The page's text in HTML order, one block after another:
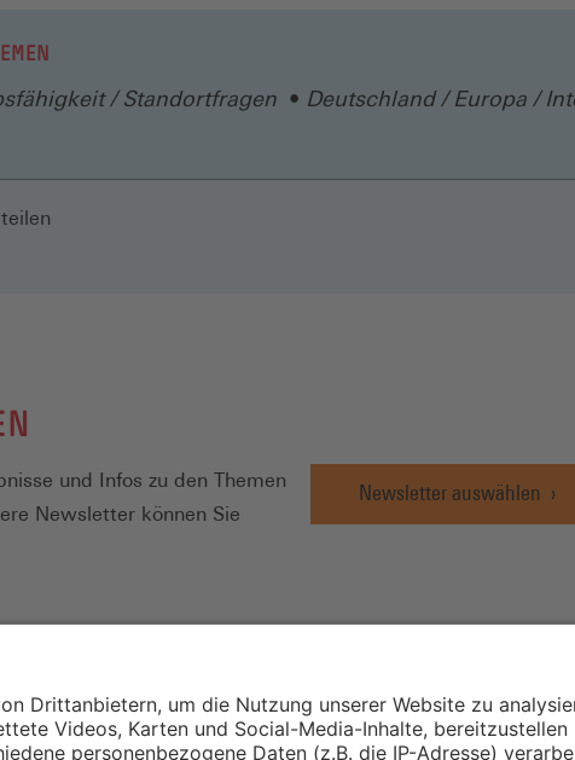
/ Standortfragen
Deutschland / Europa /
teilen
und Infos zu den Themen
Newsletter können Sie
Newsletter auswählen
Wirtschafts- und